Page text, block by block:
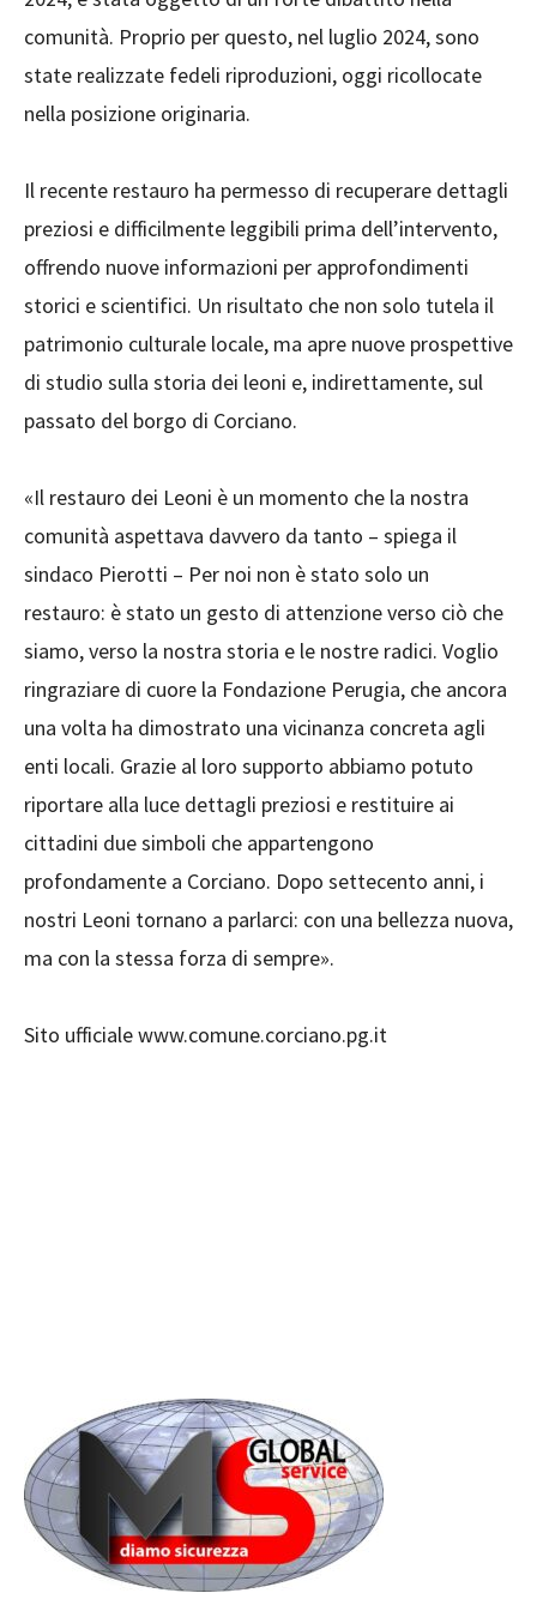
comunità. Proprio per questo, nel luglio 2024, sono
state realizzate fedeli riproduzioni, oggi ricollocate
nella posizione originaria.
Il recente restauro ha permesso di recuperare dettagli
preziosi e difficilmente leggibili prima dell’intervento,
offrendo nuove informazioni per approfondimenti
storici e scientifici. Un risultato che non solo tutela il
patrimonio culturale locale, ma apre nuove prospettive
di studio sulla storia dei leoni e, indirettamente, sul
passato del borgo di Corciano.
«Il restauro dei Leoni è un momento che la nostra
comunità aspettava davvero da tanto – spiega il
sindaco Pierotti – Per noi non è stato solo un
restauro: è stato un gesto di attenzione verso ciò che
siamo, verso la nostra storia e le nostre radici. Voglio
ringraziare di cuore la Fondazione Perugia, che ancora
una volta ha dimostrato una vicinanza concreta agli
enti locali. Grazie al loro supporto abbiamo potuto
riportare alla luce dettagli preziosi e restituire ai
cittadini due simboli che appartengono
profondamente a Corciano. Dopo settecento anni, i
nostri Leoni tornano a parlarci: con una bellezza nuova,
ma con la stessa forza di sempre».
Sito ufficiale www.comune.corciano.pg.it